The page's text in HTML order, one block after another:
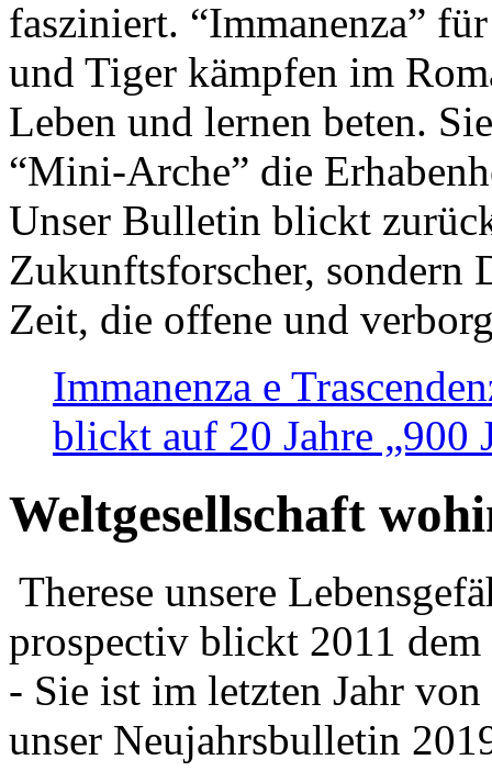
fasziniert. “Immanenza”
und Tiger kämpfen im
Leben und lernen beten.
“Mini-Arche” die
Unser Bulletin blickt
Zukunftsforscher, sondern
Zeit, die offene und
Immanenza e
blickt auf 20 Jahre „900
Weltgesellschaft
Therese unsere
prospectiv blickt 2011
- Sie ist im letzten Jahr
unser Neujahrsbulletin